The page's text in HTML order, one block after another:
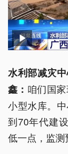
水利部减灾
鑫： 咱们国
小型水库。
到70年代建
低一点，监测